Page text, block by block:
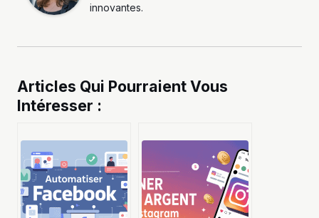
innovantes.
Articles Qui Pourraient Vous
Intéresser :